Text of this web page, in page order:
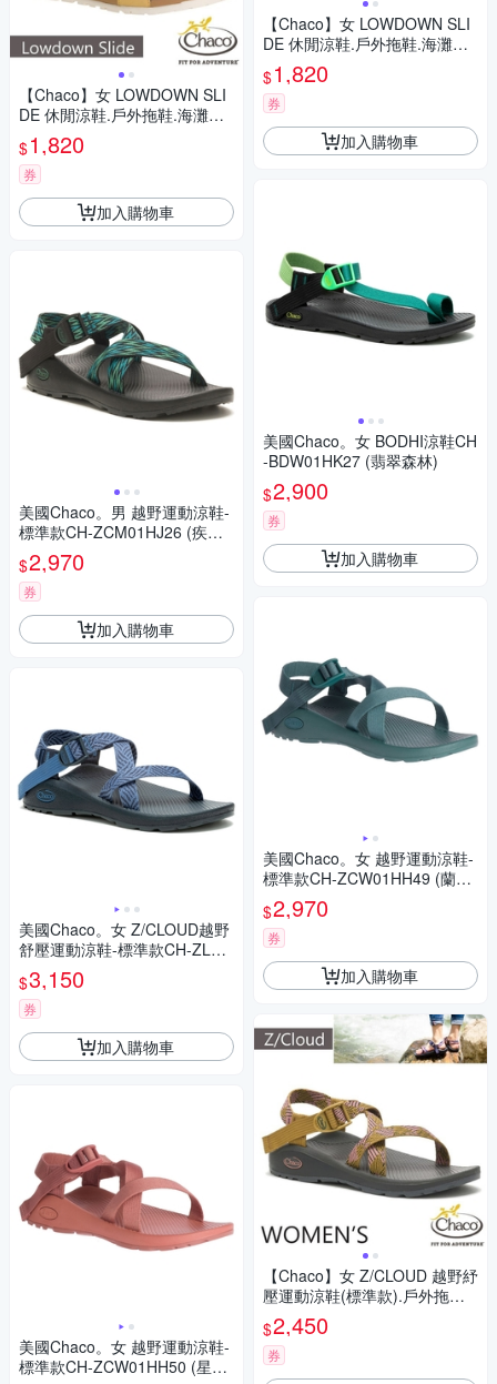
【Chaco】女 LOWDOWN SLI
DE 休閒涼鞋.戶外拖鞋.海灘鞋_
CH-LSW01-HG02 咖哩黃
$1,820
券
加入購物車
美國Chaco。男 越野運動涼鞋-
標準款CH-ZCM01HJ26 (疾風
綠)
$2,970
券
加入購物車
美國Chaco。女 Z/CLOUD越野
舒壓運動涼鞋-標準款CH-ZLW0
1HK17 (藍調絲絨)
$3,150
券
加入購物車
美國Chaco。女 越野運動涼鞋-
標準款CH-ZCW01HH50 (星燦
【Chaco】女 LOWDOWN SLI
DE 休閒涼鞋.戶外拖鞋.海灘鞋_
CH-LSW01-HJ22 天際灰藍
$1,820
券
加入購物車
美國Chaco。女 BODHI涼鞋CH
-BDW01HK27 (翡翠森林)
$2,900
券
加入購物車
美國Chaco。女 越野運動涼鞋-
標準款CH-ZCW01HH49 (蘭洋
松羅)
$2,970
券
加入購物車
【Chaco】女 Z/CLOUD 越野紓
壓運動涼鞋(標準款).戶外拖鞋.
海灘鞋_CH-ZLW01-HJ01 卡其
青銅
$2,450
券